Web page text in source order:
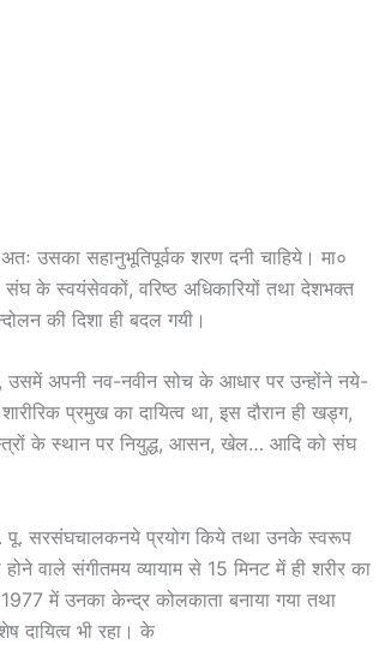
उसका सहानुभूतिपूर्वक शरण दनी चाहिये। मा०
के स्वयंसेवकों, वरिष्ठ अधिकारियों तथा देशभक्त
की दिशा ही बदल गयी।
उसमें अपनी नव-नवीन सोच के आधार पर उन्होंने नये-
प्रमुख का दायित्व था, इस दौरान ही खड्ग,
के स्थान पर नियुद्ध, आसन, खेल… आदि को संघ
पू. सरसंघचालकनये प्रयोग किये तथा उनके स्वरूप
वाले संगीतमय व्यायाम से 15 मिनट में ही शरीर का
में उनका केन्द्र कोलकाता बनाया गया तथा
दायित्व भी रहा। के